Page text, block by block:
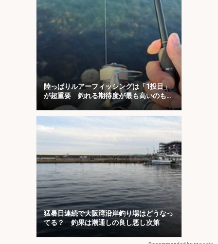
陸っぱりルアーフィッシングは「1投目」
が超重要 釣れる期待度が最も高いのも
「1投目」！
猛暑日連続で大阪湾沿岸釣り場はどうなっ
てる？ 釣果は潮通しの良し悪し次第